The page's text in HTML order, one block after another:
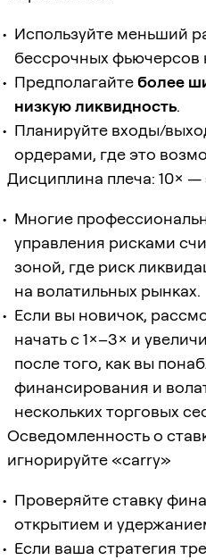
Используйте меньший
бессрочных фьючерсов
Предполагайтеболее
низкую ликвидность.
Планируйте входы/
ордерами, где это
Дисциплина плеча: 10×
Многие
управления рисками
зоной, где риск
на волатильных рынках.
Если вы новичок,
начать с 1×–3× и
после того, как вы
финансирования и
нескольких торговых
Осведомленность о
игнорируйте «carry»
Проверяйте ставку
открытием и
Если ваша стратегия